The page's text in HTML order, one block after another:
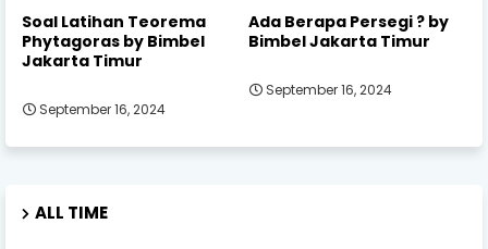
Soal Latihan Teorema
Phytagoras by Bimbel
Jakarta Timur
September 16, 2024
Ada Berapa Persegi ? by
Bimbel Jakarta Timur
September 16, 2024
ALL TIME